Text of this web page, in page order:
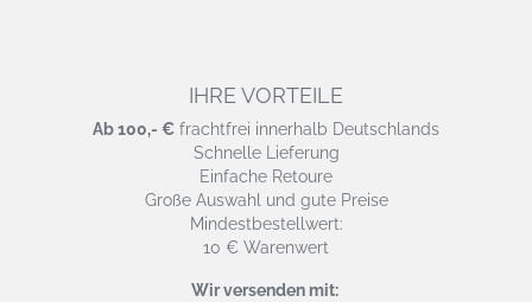
IHRE VORTEILE
Ab 100,- € frachtfrei innerhalb Deutschlands
Schnelle Lieferung
Einfache Retoure
Große Auswahl und gute Preise
Mindestbestellwert:
10 € Warenwert
Wir versenden mit: